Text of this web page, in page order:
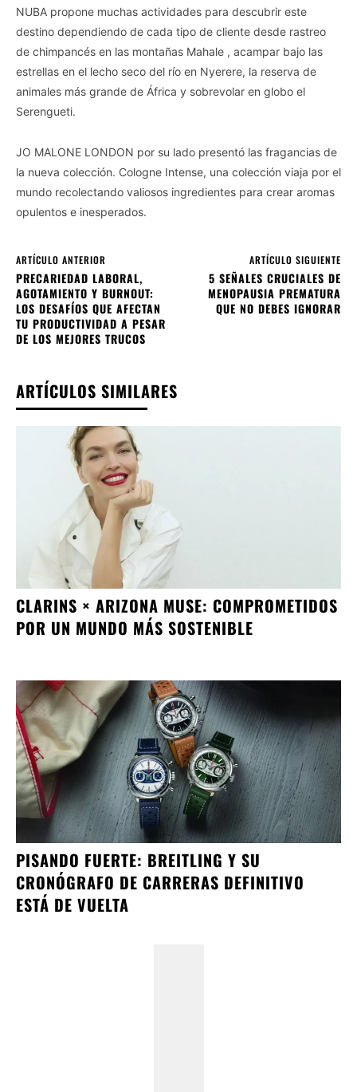
NUBA propone muchas actividades para descubrir este
destino dependiendo de cada tipo de cliente desde rastreo
de chimpancés en las montañas Mahale , acampar bajo las
estrellas en el lecho seco del río en Nyerere, la reserva de
animales más grande de África y sobrevolar en globo el
Serengueti.
JO MALONE LONDON por su lado presentó las fragancias de
la nueva colección. Cologne Intense, una colección viaja por el
mundo recolectando valiosos ingredientes para crear aromas
opulentos e inesperados.
ARTÍCULO ANTERIOR
PRECARIEDAD LABORAL,
AGOTAMIENTO Y BURNOUT:
LOS DESAFÍOS QUE AFECTAN
TU PRODUCTIVIDAD A PESAR
DE LOS MEJORES TRUCOS
ARTÍCULO SIGUIENTE
5 SEÑALES CRUCIALES DE
MENOPAUSIA PREMATURA
QUE NO DEBES IGNORAR
ARTÍCULOS SIMILARES
CLARINS × ARIZONA MUSE: COMPROMETIDOS
POR UN MUNDO MÁS SOSTENIBLE
PISANDO FUERTE: BREITLING Y SU
CRONÓGRAFO DE CARRERAS DEFINITIVO
ESTÁ DE VUELTA